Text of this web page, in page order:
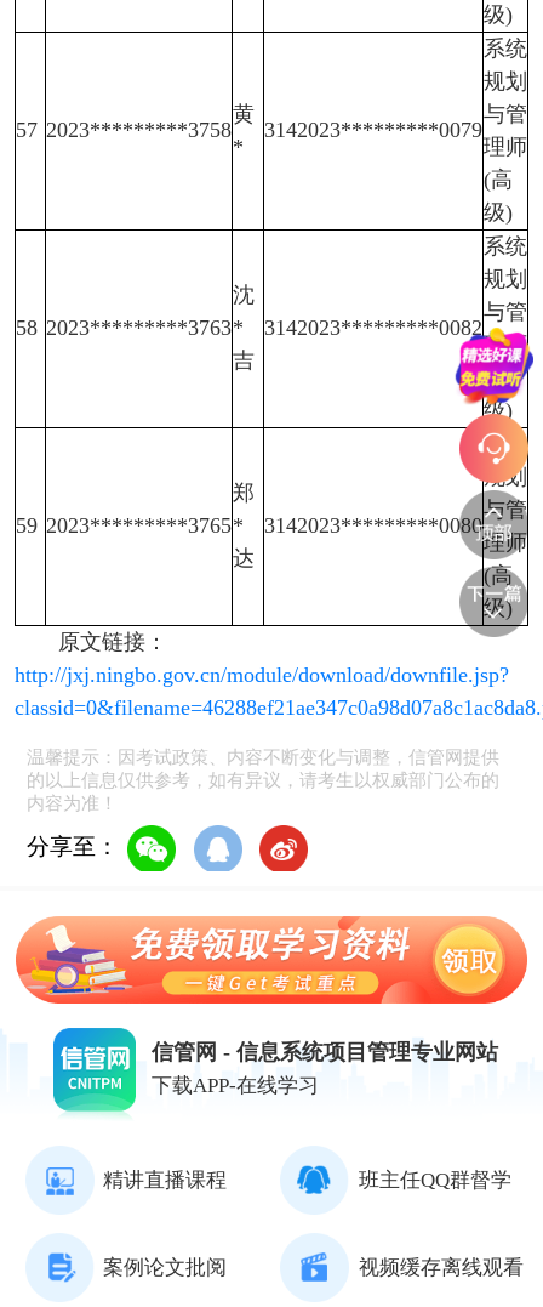
级)
57 2023*********3758
黄
*
3142023*********0079
系统
规划
与管
理师
(高
级)
58 2023*********3763
沈
*
吉
3142023*********0082
系统
规划
与管
理师
(高
级)
59 2023*********3765
郑
*
达
3142023*********0080
系统
规划
与管
理师
(高
级)
原文链接：
http://jxj.ningbo.gov.cn/module/download/downfile.jsp?
温馨提示：因考试政策、内容不断变化与调整，信管网提供
的以上信息仅供参考，如有异议，请考生以权威部门公布的
内容为准！
分享至：
信管网 - 信息系统项目管理专业网站
下载APP-在线学习
精讲直播课程 班主任QQ群督学
案例论文批阅 视频缓存离线观看